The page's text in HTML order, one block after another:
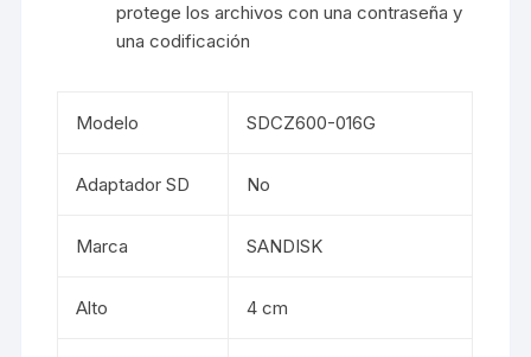
protege los archivos con una contraseña y
una codificación
Modelo SDCZ600-016G
Adaptador SD No
Marca SANDISK
Alto 4 cm